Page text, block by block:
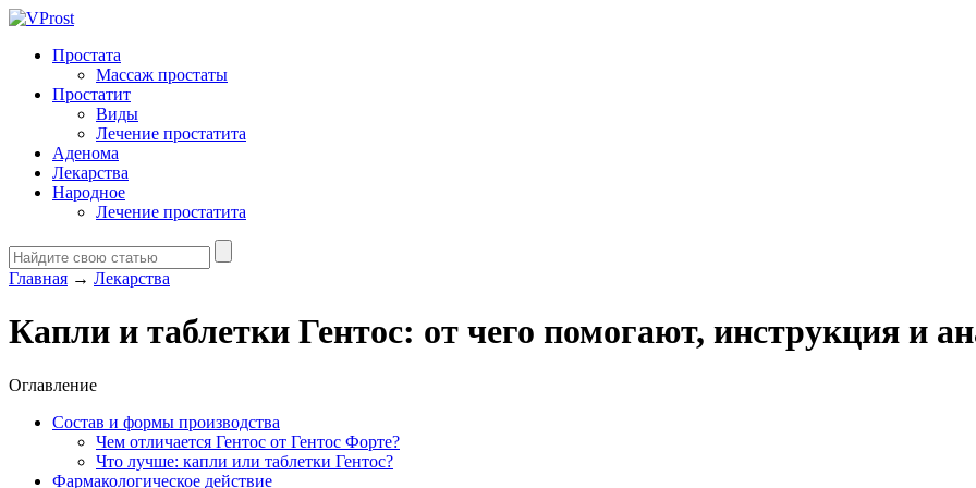
Простата
Массаж простаты
Простатит
Виды
Лечение простатита
Аденома
Лекарства
Народное
Лечение простатита
Главная → Лекарства
Капли и таблетки Гентос: от чего помогают, инструкция и
Оглавление
Состав и формы производства
Чем отличается Гентос от Гентос Форте?
Что лучше: капли или таблетки Гентос?
Фармакологическое действие